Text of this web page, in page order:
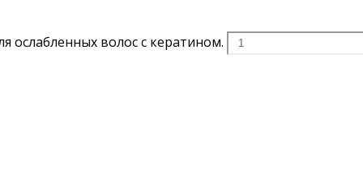
ослабленных волос с кератином.